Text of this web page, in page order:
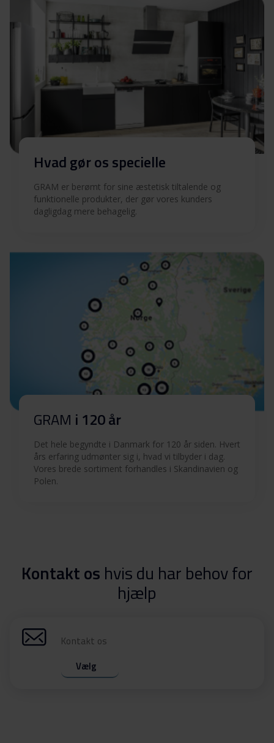
Hent alt (10) Hent udvalgt
Hvad gør os specielle
GRAM er berømt for sine æstetisk tiltalende og
funktionelle produkter, der gør vores kunders
dagligdag mere behagelig.
GRAM i 120 år
Det hele begyndte i Danmark for 120 år siden. Hvert
års erfaring udmønter sig i, hvad vi tilbyder i dag.
Vores brede sortiment forhandles i Skandinavien og
Polen.
Kontakt os hvis du har behov for
hjælp
Kontakt os
Vælg